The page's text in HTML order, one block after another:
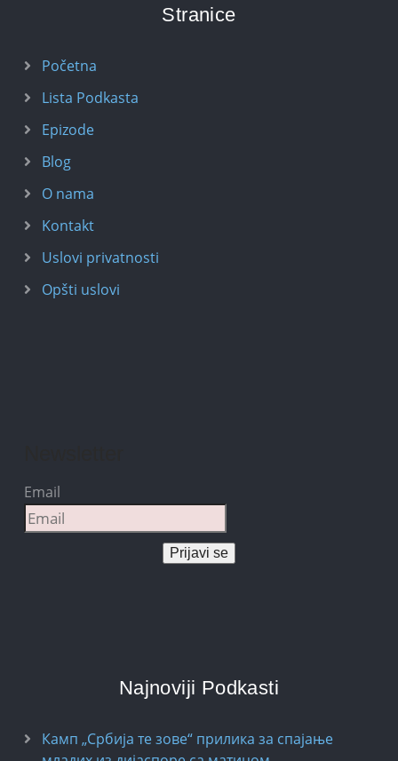
Stranice
Početna
Lista Podkasta
Epizode
Blog
O nama
Kontakt
Uslovi privatnosti
Opšti uslovi
Email
Prijavi se
Najnoviji Podkasti
Камп „Србија те зове“ прилика за спајање